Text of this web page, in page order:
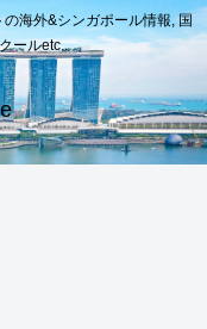
海外&シンガポール情報, 国
ールetc..